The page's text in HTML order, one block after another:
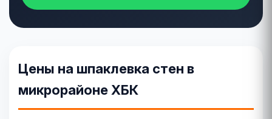
Цены на шпаклевка стен в
микрорайоне ХБК